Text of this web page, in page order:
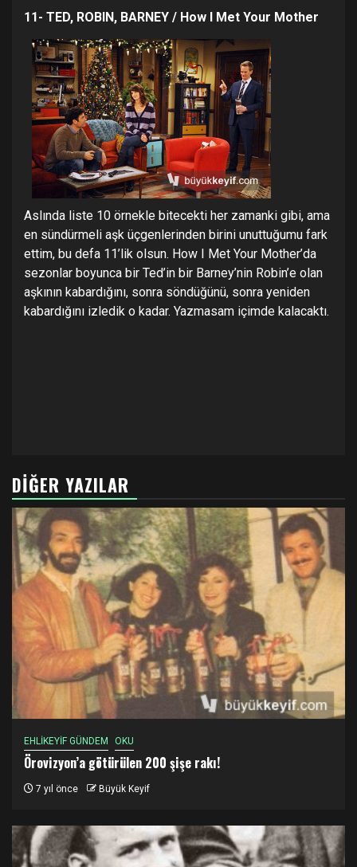
11- TED, ROBIN, BARNEY / How I Met Your Mother
Aslında liste 10 örnekle bitecekti her zamanki gibi, ama
en sündürmeli aşk üçgenlerinden birini unuttuğumu fark
ettim, bu defa 11’lik olsun. How I Met Your Mother’da
sezonlar boyunca bir Ted’in bir Barney’nin Robin’e olan
aşkının kabardığını, sonra söndüğünü, sonra yeniden
kabardığını izledik o kadar. Yazmasam içimde kalacaktı.
DIĞER YAZILAR
EHLİKEYİF GÜNDEM OKU
Örovizyon’a götürülen 200 şişe rakı!
7 yıl önce Büyük Keyif